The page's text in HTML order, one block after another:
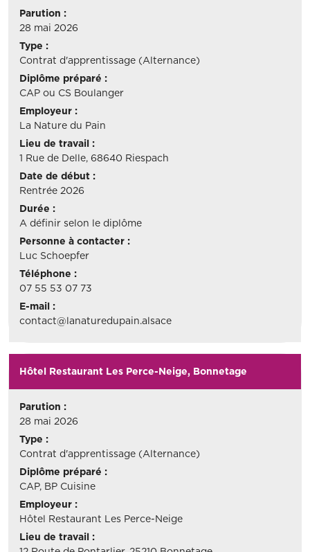
Parution :
28 mai 2026
Type :
Contrat d'apprentissage (Alternance)
Diplôme préparé :
CAP ou CS Boulanger
Employeur :
La Nature du Pain
Lieu de travail :
1 Rue de Delle, 68640 Riespach
Date de début :
Rentrée 2026
Durée :
A définir selon le diplôme
Personne à contacter :
Luc Schoepfer
Téléphone :
07 55 53 07 73
E-mail :
contact@lanaturedupain.alsace
Hôtel Restaurant Les Perce-Neige, Bonnetage
Parution :
28 mai 2026
Type :
Contrat d'apprentissage (Alternance)
Diplôme préparé :
CAP, BP Cuisine
Employeur :
Hôtel Restaurant Les Perce-Neige
Lieu de travail :